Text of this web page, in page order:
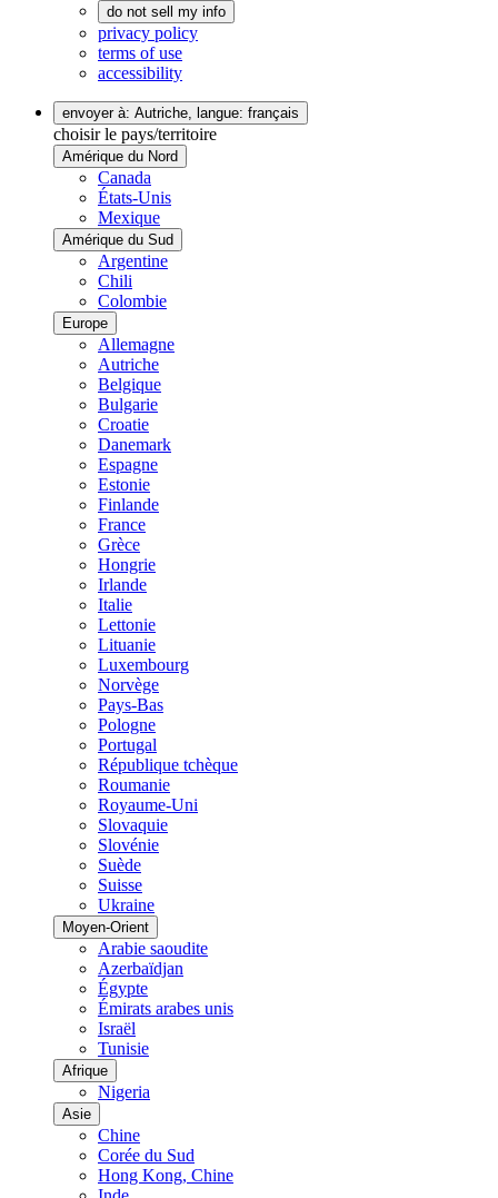
do not sell my info
privacy policy
terms of use
accessibility
envoyer à: Autriche, langue: français
choisir le pays/territoire
Amérique du Nord
Canada
États-Unis
Mexique
Amérique du Sud
Argentine
Chili
Colombie
Europe
Allemagne
Autriche
Belgique
Bulgarie
Croatie
Danemark
Espagne
Estonie
Finlande
France
Grèce
Hongrie
Irlande
Italie
Lettonie
Lituanie
Luxembourg
Norvège
Pays-Bas
Pologne
Portugal
République tchèque
Roumanie
Royaume-Uni
Slovaquie
Slovénie
Suède
Suisse
Ukraine
Moyen-Orient
Arabie saoudite
Azerbaïdjan
Égypte
Émirats arabes unis
Israël
Tunisie
Afrique
Nigeria
Asie
Chine
Corée du Sud
Hong Kong, Chine